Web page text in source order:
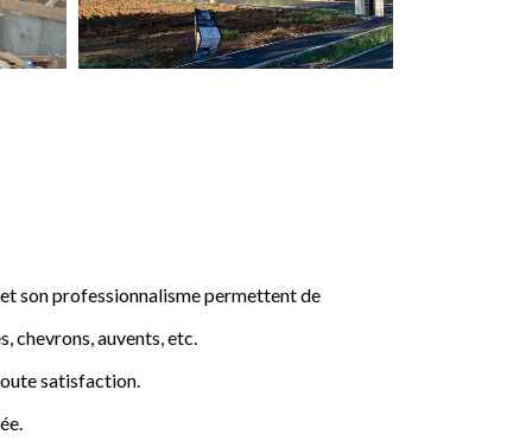
son professionnalisme permettent de
chevrons, auvents, etc.
satisfaction.